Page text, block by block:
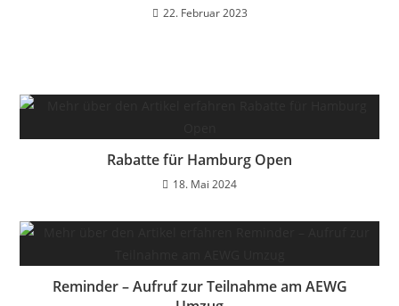
22. Februar 2023
Rabatte für Hamburg Open
18. Mai 2024
Reminder – Aufruf zur Teilnahme am AEWG